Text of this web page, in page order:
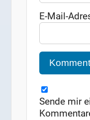
E-Mail-
Sende mir